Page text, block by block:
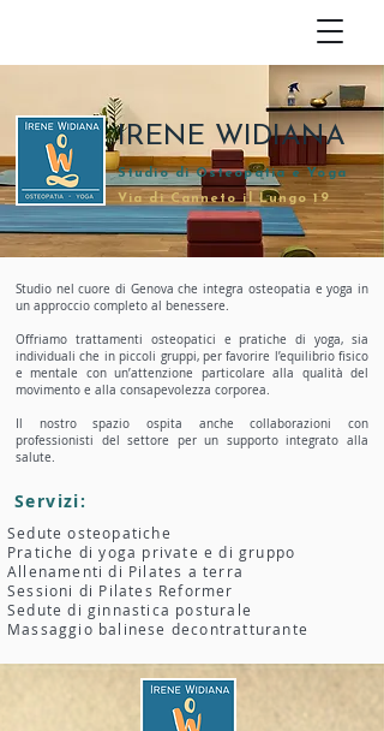
Via di Canneto il Lungo 19
IRENE WIDIANA
Studio di Osteopatia e Yoga
Studio nel cuore di Genova che integra osteopatia e yoga in
un approccio completo al benessere.
Offriamo trattamenti osteopatici e pratiche di yoga, sia
individuali che in piccoli gruppi, per favorire l’equilibrio fisico
e mentale con un’attenzione particolare alla qualità del
movimento e alla consapevolezza corporea.
Il nostro spazio ospita anche collaborazioni con
professionisti del settore per un supporto integrato alla
salute.
Servizi:
Sedute osteopatiche
Pratiche di yoga private e di gruppo
Allenamenti di Pilates a terra
Sessioni di Pilates Reformer
Sedute di ginnastica posturale
Massaggio balinese decontratturante